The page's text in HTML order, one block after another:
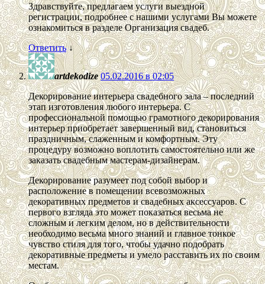
Здравствуйте, предлагаем услуги выездной
регистрации, подробнее с нашими услугами Вы можете
ознакомиться в разделе Организация свадеб.
Ответить ↓
artdekodize 05.02.2016 в 02:05
Декорирование интерьера свадебного зала – последний
этап изготовления любого интерьера. С
профессиональной помощью грамотного декорирования
интерьер приобретает завершенный вид, становиться
праздничным, слаженным и комфортным. Эту
процедуру возможно воплотить самостоятельно или же
заказать свадебным мастерам-дизайнерам.
Декорирование разумеет под собой выбор и
расположение в помещении всевозможных
декоративных предметов и свадебных аксессуаров. С
первого взгляда это может показаться весьма не
сложным и легким делом, но в действительности
необходимо весьма много знаний и главное тонкое
чувство стиля для того, чтобы удачно подобрать
декоративные предметы и умело расставить их по своим
местам.